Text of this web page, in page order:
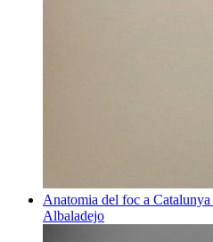
Anatomia del foc a Catalunya
Albaladejo